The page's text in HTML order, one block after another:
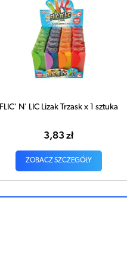
FLIC' N' LIC Lizak Trzask x 1 sztuka
3,83 zł
ZOBACZ SZCZEGÓŁY